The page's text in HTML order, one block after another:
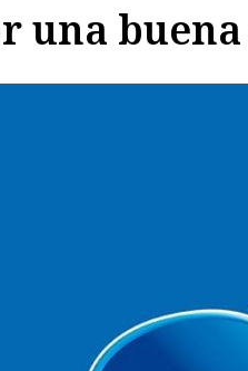
una buena